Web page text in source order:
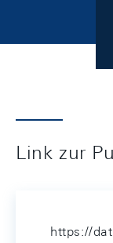
Link zur
https://